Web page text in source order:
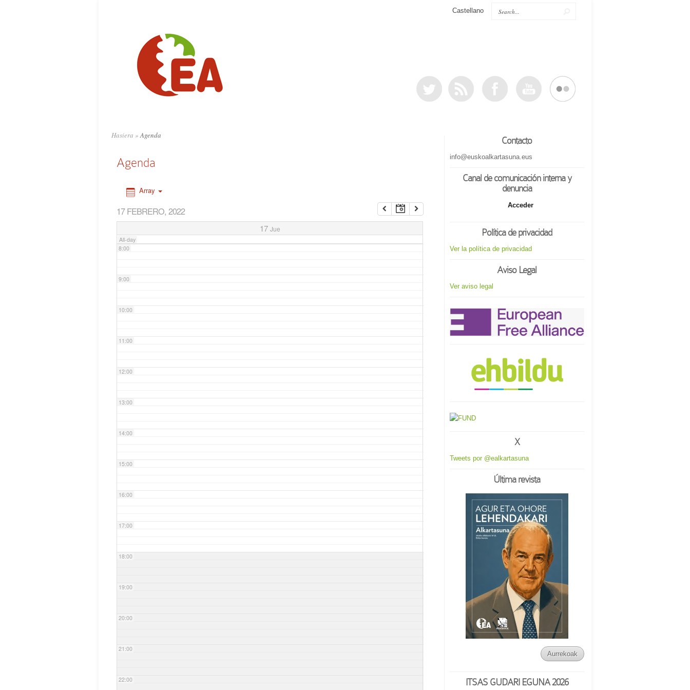
Castellano
Hasiera »Agenda
Agenda
Array
17 FEBRERO, 2022
17 Jue
All-day
6:00
8:00
9:00
10:00
11:00
12:00
13:00
14:00
15:00
16:00
17:00
18:00
19:00
20:00
21:00
22:00
Contacto
info@euskoalkartasuna.eus
Canal de comunicación interna y
denuncia
Acceder
Política de privacidad
Ver la política de privacidad
Aviso Legal
Ver aviso legal
X
Tweets por @ealkartasuna
Última revista
Aurrekoak
ITSAS GUDARI EGUNA 2026